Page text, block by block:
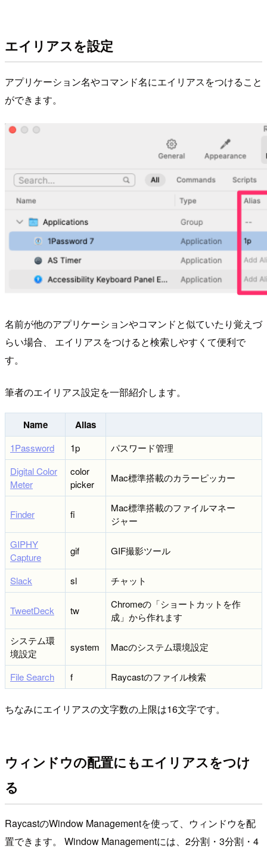
エイリアスを設定
アプリケーション名やコマンド名にエイリアスをつけること
ができます。
名前が他のアプリケーションやコマンドと似ていたり覚えづ
らい場合、 エイリアスをつけると検索しやすくて便利で
す。
筆者のエイリアス設定を一部紹介します。
Name Alias
1Password 1p
パスワード管理
Digital Color
Meter
color
picker
Mac標準搭載のカラーピッカー
Finder fi
Mac標準搭載のファイルマネー
ジャー
GIPHY
Capture
gif GIF撮影ツール
Slack sl チャット
TweetDeck tw
Chromeの「ショートカットを作
成」から作れます
システム環
境設定
system Macのシステム環境設定
File Search f Raycastのファイル検索
ちなみにエイリアスの文字数の上限は16文字です。
ウィンドウの配置にもエイリアスをつけ
る
RaycastのWindow Managementを使って、ウィンドウを配
置できます。 Window Managementには、2分割・3分割・4